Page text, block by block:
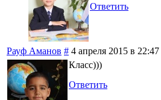
Ответить
Рауф Аманов # 4 апреля 2015 в 22:47
Класс)))
Ответить